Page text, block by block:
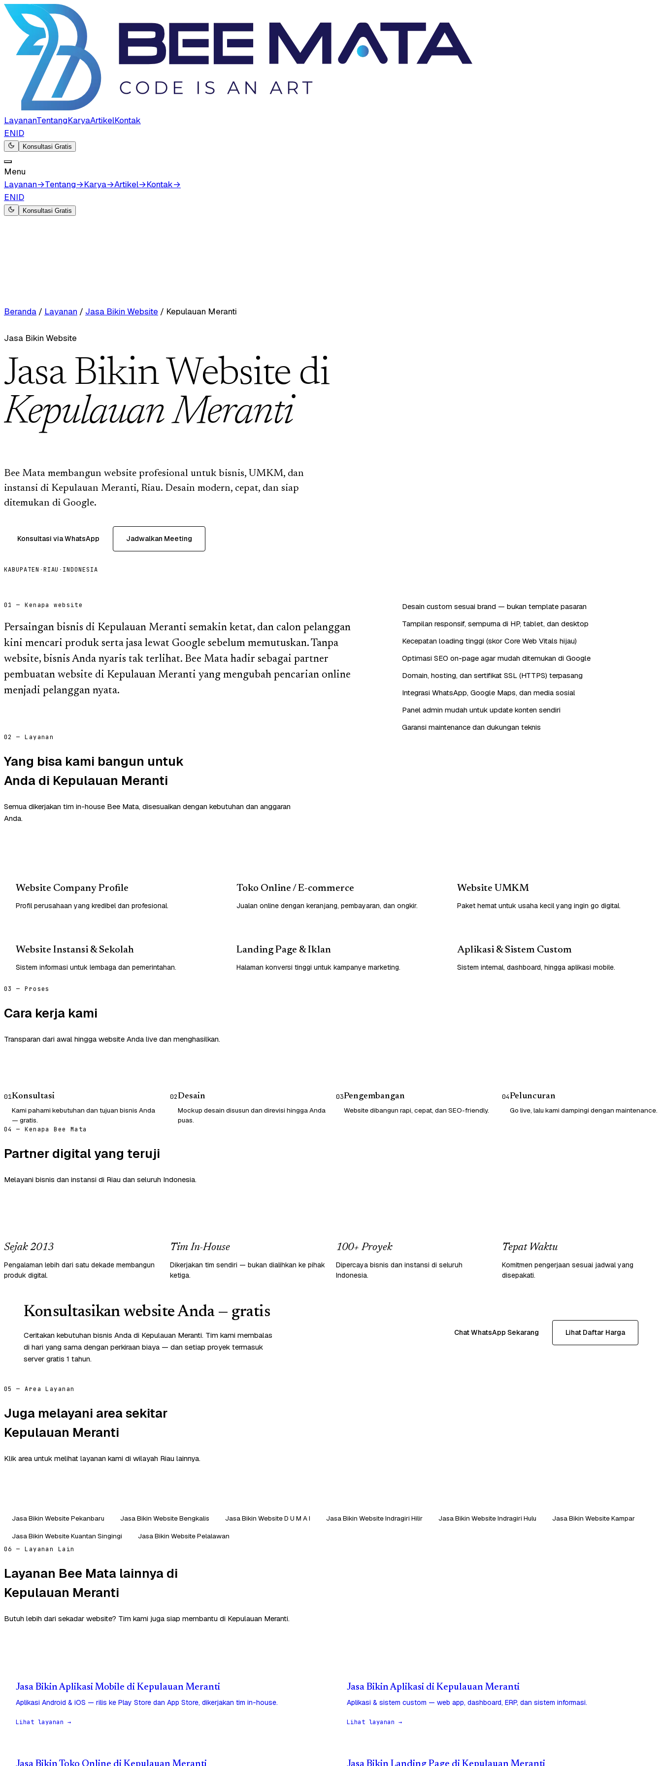
LayananTentangKaryaArtikelKontak
ENID
Konsultasi Gratis
Menu
Layanan→Tentang→Karya→Artikel→Kontak→
ENID
Konsultasi Gratis
Beranda / Layanan / Jasa Bikin Website / Kepulauan Meranti
Jasa Bikin Website
Jasa Bikin Website di
Kepulauan Meranti
Bee Mata membangun website profesional untuk bisnis, UMKM, dan
instansi di Kepulauan Meranti, Riau. Desain modern, cepat, dan siap
ditemukan di Google.
Konsultasi via WhatsApp Jadwalkan Meeting
KABUPATEN ·RIAU · INDONESIA
01 — Kenapa website
Persaingan bisnis di Kepulauan Meranti semakin ketat, dan calon pelanggan
kini mencari produk serta jasa lewat Google sebelum memutuskan. Tanpa
website, bisnis Anda nyaris tak terlihat. Bee Mata hadir sebagai partner
pembuatan website di Kepulauan Meranti yang mengubah pencarian online
menjadi pelanggan nyata.
Desain custom sesuai brand — bukan template pasaran
Tampilan responsif, sempurna di HP, tablet, dan desktop
Kecepatan loading tinggi (skor Core Web Vitals hijau)
Optimasi SEO on-page agar mudah ditemukan di Google
Domain, hosting, dan sertifikat SSL (HTTPS) terpasang
Integrasi WhatsApp, Google Maps, dan media sosial
Panel admin mudah untuk update konten sendiri
Garansi maintenance dan dukungan teknis
02 — Layanan
Yang bisa kami bangun untuk
Anda di Kepulauan Meranti
Semua dikerjakan tim in-house Bee Mata, disesuaikan dengan kebutuhan dan anggaran
Anda.
Website Company Profile
Profil perusahaan yang kredibel dan profesional.
Toko Online / E-commerce
Jualan online dengan keranjang, pembayaran, dan ongkir.
Website UMKM
Paket hemat untuk usaha kecil yang ingin go digital.
Website Instansi & Sekolah
Sistem informasi untuk lembaga dan pemerintahan.
Landing Page & Iklan
Halaman konversi tinggi untuk kampanye marketing.
Aplikasi & Sistem Custom
Sistem internal, dashboard, hingga aplikasi mobile.
03 — Proses
Cara kerja kami
Transparan dari awal hingga website Anda live dan menghasilkan.
01Konsultasi
Kami pahami kebutuhan dan tujuan bisnis Anda
— gratis.
02Desain
Mockup desain disusun dan direvisi hingga Anda
puas.
03Pengembangan
Website dibangun rapi, cepat, dan SEO-friendly.
04Peluncuran
Go live, lalu kami dampingi dengan maintenance.
04 — Kenapa Bee Mata
Partner digital yang teruji
Melayani bisnis dan instansi di Riau dan seluruh Indonesia.
Sejak 2013
Pengalaman lebih dari satu dekade membangun
produk digital.
Tim In-House
Dikerjakan tim sendiri — bukan dialihkan ke pihak
ketiga.
100+ Proyek
Dipercaya bisnis dan instansi di seluruh
Indonesia.
Tepat Waktu
Komitmen pengerjaan sesuai jadwal yang
disepakati.
Konsultasikan website Anda — gratis
Ceritakan kebutuhan bisnis Anda di Kepulauan Meranti. Tim kami membalas
di hari yang sama dengan perkiraan biaya — dan setiap proyek termasuk
server gratis 1 tahun.
Chat WhatsApp Sekarang Lihat Daftar Harga
05 — Area Layanan
Juga melayani area sekitar
Kepulauan Meranti
Klik area untuk melihat layanan kami di wilayah Riau lainnya.
Jasa Bikin Website Pekanbaru Jasa Bikin Website Bengkalis Jasa Bikin Website D U M A I Jasa Bikin Website Indragiri Hilir Jasa Bikin Website Indragiri Hulu
Jasa Bikin Website Kampar
Jasa Bikin Website Kuantan Singingi
Jasa Bikin Website Pelalawan
06 — Layanan Lain
Layanan Bee Mata lainnya di
Kepulauan Meranti
Butuh lebih dari sekadar website? Tim kami juga siap membantu di Kepulauan Meranti.
Jasa Bikin Aplikasi Mobile di Kepulauan Meranti
Aplikasi Android & iOS — rilis ke Play Store dan App Store, dikerjakan tim in-house.
Lihat layanan →
Jasa Bikin Aplikasi di Kepulauan Meranti
Aplikasi & sistem custom — web app, dashboard, ERP, dan sistem informasi.
Lihat layanan →